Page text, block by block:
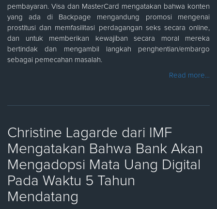
pembayaran. Visa dan MasterCard mengatakan bahwa konten
yang ada di Backpage mengandung promosi mengenai
prostitusi dan memfasilitasi perdagangan seks secara online,
dan untuk memberikan kewajiban secara moral mereka
bertindak dan mengambil langkah penghentian/embargo
sebagai pemecahan masalah.
Read more…
Christine Lagarde dari IMF
Mengatakan Bahwa Bank Akan
Mengadopsi Mata Uang Digital
Pada Waktu 5 Tahun
Mendatang